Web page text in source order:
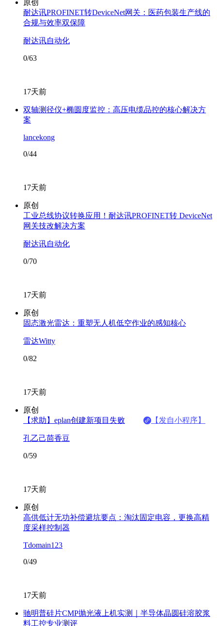
原创
耐达讯PROFINET转DeviceNet网关：医药包装生产线的
合规与效率双保障
耐达讯自动化
0/63
17天前
双轴测径仪+椭圆度监控：高压电缆品控的核心解决方
案
lancekong
0/44
17天前
原创
工业总线协议转换应用！耐达讯PROFINET转 DeviceNet
网关技改解决方案
耐达讯自动化
0/70
17天前
原创
固态激光雷达：重塑无人机低空作业的感知核心
雷达Witty
0/82
17天前
原创
【求助】eplan创建新项目失败
【发自小程序】
孔乙己茴香豆
0/59
17天前
原创
高供低计无功补偿避坑要点：淘汰固定电容，更换高精
度采样控制器
Tdomain123
0/49
17天前
驰明普硅片CMP抛光液上机实测｜半导体晶圆硅溶胶浆
料工控专业测评